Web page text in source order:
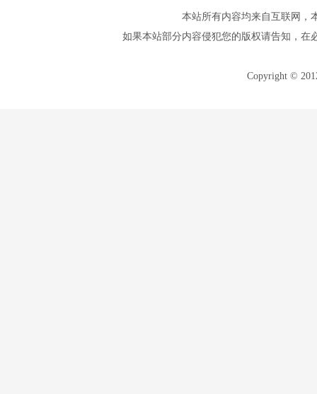
本站所有内容均来自互联网，
如果本站部分内容侵犯您的版权请告知，在
Copyright ©